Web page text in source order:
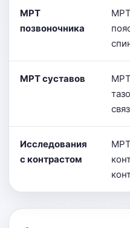
МРТ
позвоночника
МРТ суставов
Исследования
с контрастом